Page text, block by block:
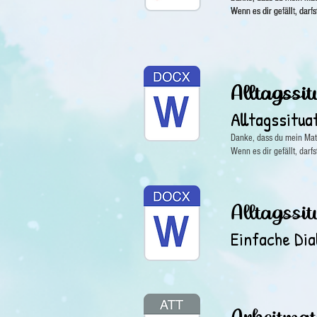
Wenn es dir gefällt,
Wenn es dir gefällt,
Wenn es dir gefällt,
Danke, dass du mein
Wenn es dir gefällt,
Einfache